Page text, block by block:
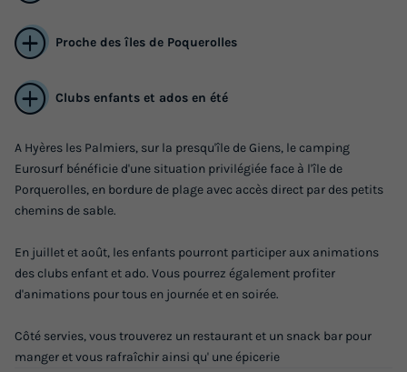
Proche des îles de Poquerolles
Clubs enfants et ados en été
A Hyères les Palmiers, sur la presqu'île de Giens, le camping
Eurosurf bénéficie d'une situation privilégiée face à l'île de
Porquerolles, en bordure de plage avec accès direct par des petits
chemins de sable.
En juillet et août, les enfants pourront participer aux animations
des clubs enfant et ado. Vous pourrez également profiter
d'animations pour tous en journée et en soirée.
Côté servies, vous trouverez un restaurant et un snack bar pour
manger et vous rafraîchir ainsi qu' une épicerie